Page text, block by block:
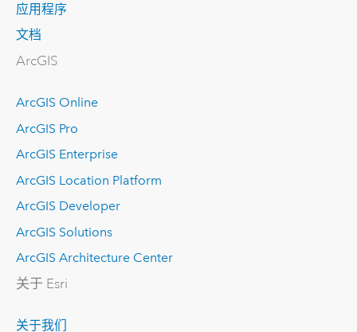
应用程序
文档
ArcGIS
ArcGIS Online
ArcGIS Pro
ArcGIS Enterprise
ArcGIS Location Platform
ArcGIS Developer
ArcGIS Solutions
ArcGIS Architecture Center
关于 Esri
关于我们